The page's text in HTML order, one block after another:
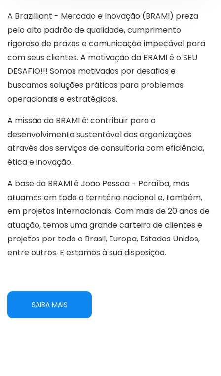
A Brazilliant - Mercado e Inovação (BRAMI) preza
pelo alto padrão de qualidade, cumprimento
rigoroso de prazos e comunicação impecável para
com seus clientes. A motivação da BRAMI é o SEU
DESAFIO!!! Somos motivados por desafios e
buscamos soluções práticas para problemas
operacionais e estratégicos.
A missão da BRAMI é: contribuir para o
desenvolvimento sustentável das organizações
através dos serviços de consultoria com eficiência,
ética e inovação.
A base da BRAMI é João Pessoa - Paraíba, mas
atuamos em todo o território nacional e, também,
em projetos internacionais. Com mais de 20 anos de
atuação, temos uma grande carteira de clientes e
projetos por todo o Brasil, Europa, Estados Unidos,
entre outros. E estamos à sua disposição.
SAIBA MAIS